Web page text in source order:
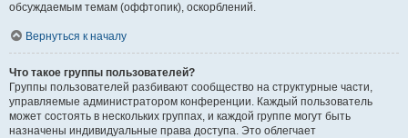
обсуждаемым темам (оффтопик), оскорблений.
Вернуться к началу
Что такое группы пользователей?
Группы пользователей разбивают сообщество на структурные части,
управляемые администратором конференции. Каждый пользователь
может состоять в нескольких группах, и каждой группе могут быть
назначены индивидуальные права доступа. Это облегчает